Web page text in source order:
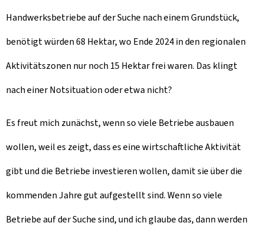
Handwerksbetriebe auf der Suche nach einem Grundstück,
benötigt würden 68 Hektar, wo Ende 2024 in den regionalen
Aktivitätszonen nur noch 15 Hektar frei waren. Das klingt
nach einer Notsituation oder etwa nicht?
Es freut mich zunächst, wenn so viele Betriebe ausbauen
wollen, weil es zeigt, dass es eine wirtschaftliche Aktivität
gibt und die Betriebe investieren wollen, damit sie über die
kommenden Jahre gut aufgestellt sind. Wenn so viele
Betriebe auf der Suche sind, und ich glaube das, dann werden